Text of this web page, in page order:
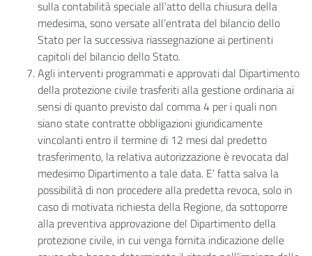
sulla contabilità speciale all’atto della chiusura della
medesima, sono versate all’entrata del bilancio dello
Stato per la successiva riassegnazione ai pertinenti
capitoli del bilancio dello Stato.
Agli interventi programmati e approvati dal Dipartimento
della protezione civile trasferiti alla gestione ordinaria ai
sensi di quanto previsto dal comma 4 per i quali non
siano state contratte obbligazioni giuridicamente
vincolanti entro il termine di 12 mesi dal predetto
trasferimento, la relativa autorizzazione è revocata dal
medesimo Dipartimento a tale data. E’ fatta salva la
possibilità di non procedere alla predetta revoca, solo in
caso di motivata richiesta della Regione, da sottoporre
alla preventiva approvazione del Dipartimento della
protezione civile, in cui venga fornita indicazione delle